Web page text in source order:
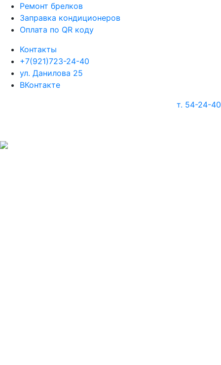
Ремонт брелков
Заправка кондиционеров
Оплата по QR коду
Контакты
+7(921)723-24-40
ул. Данилова 25
ВКонтакте
т. 54-24-40